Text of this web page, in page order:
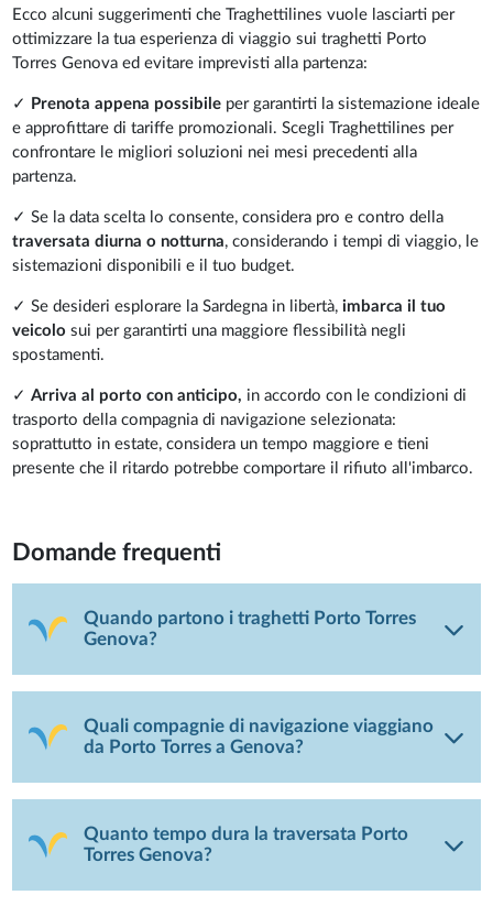
Ecco alcuni suggerimenti che Traghettilines vuole lasciarti per
ottimizzare la tua esperienza di viaggio sui traghetti Porto
Torres Genova ed evitare imprevisti alla partenza:
✓ Prenota appena possibile per garantirti la sistemazione ideale
e approfittare di tariffe promozionali. Scegli Traghettilines per
confrontare le migliori soluzioni nei mesi precedenti alla
partenza.
✓ Se la data scelta lo consente, considera pro e contro della
traversata diurna o notturna, considerando i tempi di viaggio, le
sistemazioni disponibili e il tuo budget.
✓ Se desideri esplorare la Sardegna in libertà, imbarca il tuo
veicolo sui per garantirti una maggiore flessibilità negli
spostamenti.
✓Arriva al porto con anticipo, in accordo con le condizioni di
trasporto della compagnia di navigazione selezionata:
soprattutto in estate, considera un tempo maggiore e tieni
presente che il ritardo potrebbe comportare il rifiuto all'imbarco.
Domande frequenti
Quando partono i traghetti Porto Torres
Genova?
Quali compagnie di navigazione viaggiano
da Porto Torres a Genova?
Quanto tempo dura la traversata Porto
Torres Genova?